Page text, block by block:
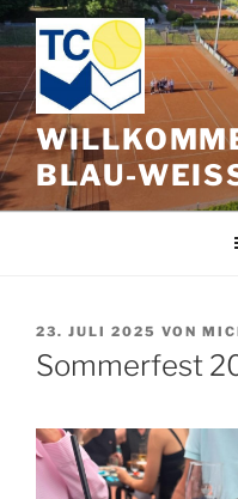
Zum
Inhalt
springen
BLAU-
VERÖFFENTLICHT
AM
23. JULI 2025 VON
Sommerfest